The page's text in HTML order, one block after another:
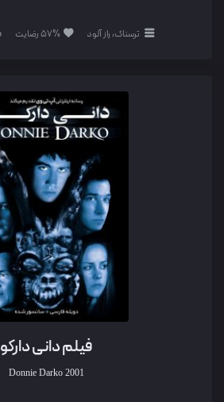
ترسناک، راز آلود 57% رضایت
فیلم دانی دارکو
Donnie Darko 2001